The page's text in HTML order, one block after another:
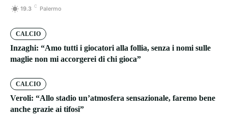
19.3 C Palermo
CALCIO
Inzaghi: “Amo tutti i giocatori alla follia, senza i nomi sulle
maglie non mi accorgerei di chi gioca”
CALCIO
Veroli: “Allo stadio un’atmosfera sensazionale, faremo bene
anche grazie ai tifosi”